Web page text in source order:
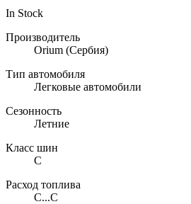
In Stock
Производитель
Orium (Сербия)
Тип автомобиля
Легковые автомобили
Сезонность
Летние
Класс шин
C
Расход топлива
C...C